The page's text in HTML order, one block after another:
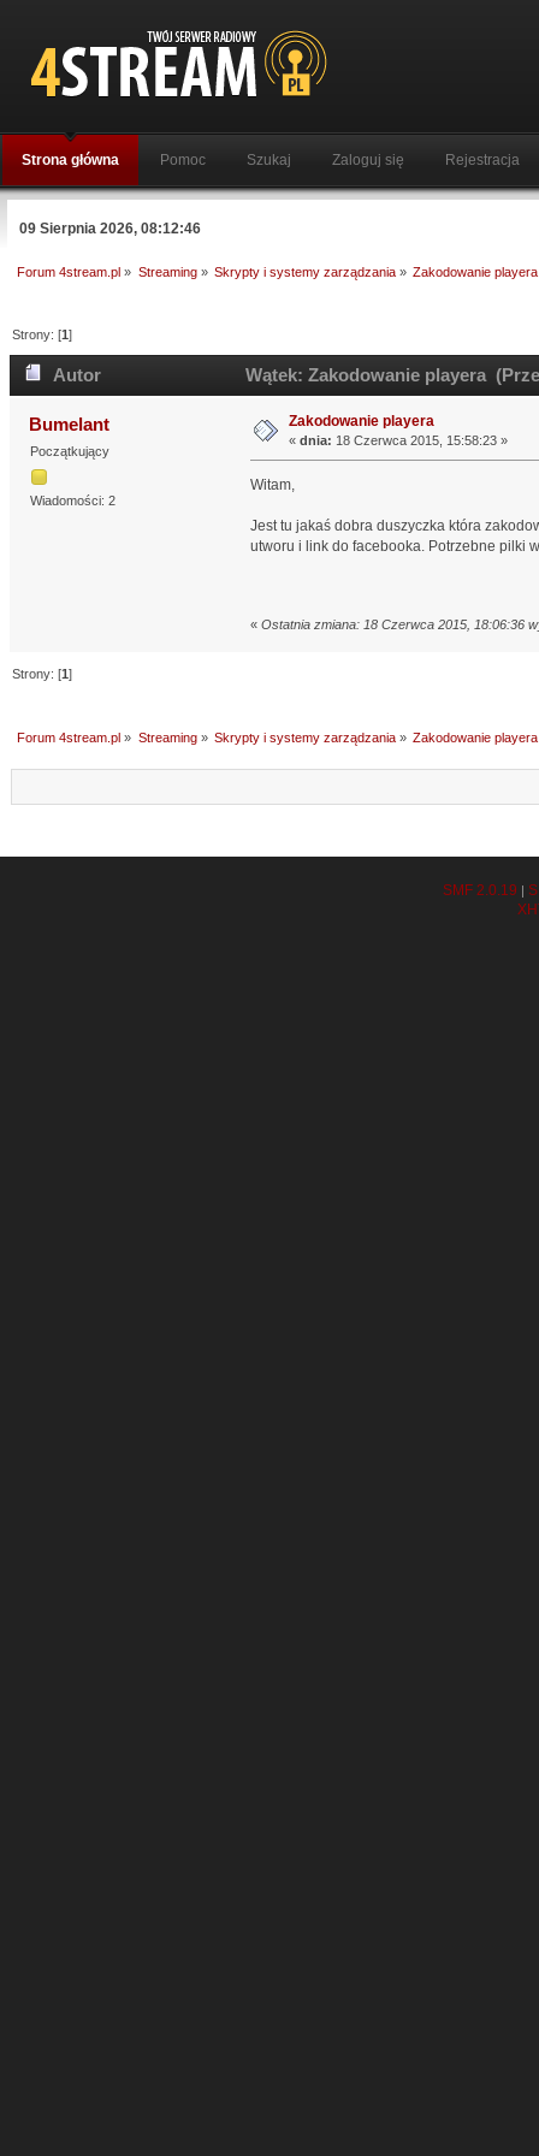
Strona główna Pomoc Szukaj Zaloguj się Rejestracja
09 Sierpnia 2026, 08:12:46
Forum 4stream.pl » Streaming» Skrypty i systemy zarządzania» Zakodowanie playera
Strony: [1]
Autor Wątek: Zakodowanie playera
Bumelant
Początkujący
Wiadomości: 2
Zakodowanie playera
« dnia: 18 Czerwca 2015, 15:58:23 »
Witam,
Jest tu jakaś dobra duszyczka która
utworu i link do facebooka. Potrzebne pilki
« Ostatnia zmiana: 18 Czerwca 2015, 18:06:36
Strony: [1]
Forum 4stream.pl » Streaming» Skrypty i systemy zarządzania» Zakodowanie playera
SMF 2.0.19 |